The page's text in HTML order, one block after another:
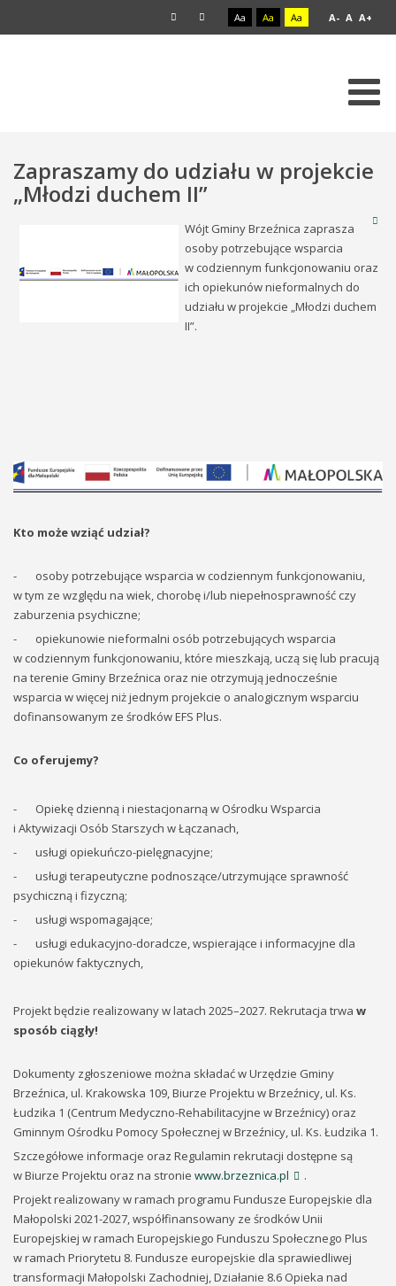
Aa Aa Aa A- A A+
Zapraszamy do udziału w projekcie
„Młodzi duchem II”
Wójt Gminy Brzeźnica zaprasza
osoby potrzebujące wsparcia
w codziennym funkcjonowaniu oraz
ich opiekunów nieformalnych do
udziału w projekcie „Młodzi duchem
II”.
Kto może wziąć udział?
- osoby potrzebujące wsparcia w codziennym funkcjonowaniu,
w tym ze względu na wiek, chorobę i/lub niepełnosprawność czy
zaburzenia psychiczne;
- opiekunowie nieformalni osób potrzebujących wsparcia
w codziennym funkcjonowaniu, które mieszkają, uczą się lub pracują
na terenie Gminy Brzeźnica oraz nie otrzymują jednocześnie
wsparcia w więcej niż jednym projekcie o analogicznym wsparciu
dofinansowanym ze środków EFS Plus.
Co oferujemy?
- Opiekę dzienną i niestacjonarną w Ośrodku Wsparcia
i Aktywizacji Osób Starszych w Łączanach,
- usługi opiekuńczo-pielęgnacyjne;
- usługi terapeutyczne podnoszące/utrzymujące sprawność
psychiczną i fizyczną;
- usługi wspomagające;
- usługi edukacyjno-doradcze, wspierające i informacyjne dla
opiekunów faktycznych,
Projekt będzie realizowany w latach 2025–2027. Rekrutacja trwa w
sposób ciągły!
Dokumenty zgłoszeniowe można składać w Urzędzie Gminy
Brzeźnica, ul. Krakowska 109, Biurze Projektu w Brzeźnicy, ul. Ks.
Łudzika 1 (Centrum Medyczno-Rehabilitacyjne w Brzeźnicy) oraz
Gminnym Ośrodku Pomocy Społecznej w Brzeźnicy, ul. Ks. Łudzika 1.
Szczegółowe informacje oraz Regulamin rekrutacji dostępne są
w Biurze Projektu oraz na stronie www.brzeznica.pl
.
Projekt realizowany w ramach programu Fundusze Europejskie dla
Małopolski 2021-2027, współfinansowany ze środków Unii
Europejskiej w ramach Europejskiego Funduszu Społecznego Plus
w ramach Priorytetu 8. Fundusze europejskie dla sprawiedliwej
transformacji Małopolski Zachodniej, Działanie 8.6 Opieka nad